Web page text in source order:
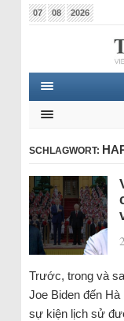
07 08 2026
SCHLAGWORT:
Trước, trong và
Joe Biden đến Hà
sự kiện lịch sử